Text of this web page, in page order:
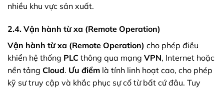
nhiều khu vực sản xuất.
2.4. Vận hành từ xa (Remote Operation)
Vận hành từ xa (Remote Operation) cho phép điều
khiển hệ thống PLC thông qua mạng VPN, Internet hoặc
nền tảng Cloud. Ưu điểm là tính linh hoạt cao, cho phép
kỹ sư truy cập và khắc phục sự cố từ bất cứ đâu. Tuy